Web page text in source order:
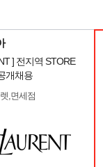
] 전지역 STORE
개채용
,면세점